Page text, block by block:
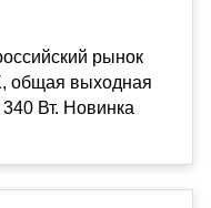
рынок
общая выходная
Вт. Новинка